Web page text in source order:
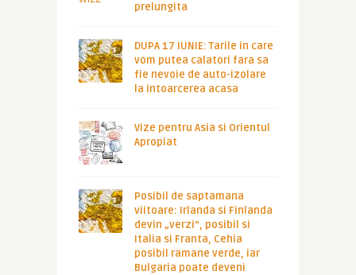
prelungita
DUPA 17 IUNIE: Tarile in care
vom putea calatori fara sa
fie nevoie de auto-izolare
la intoarcerea acasa
Vize pentru Asia si Orientul
Apropiat
Posibil de saptamana
viitoare: Irlanda si Finlanda
devin „verzi”, posibil si
Italia si Franta, Cehia
posibil ramane verde, iar
Bulgaria poate deveni